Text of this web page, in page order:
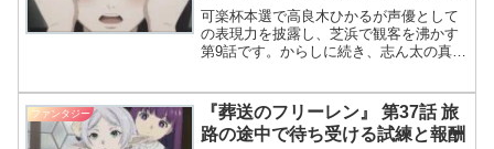
上げます
可楽杯本選で高良木ひかるが声優として
の表現力を披露し、芝浜で観客を沸かす
第9話です。からしに続き、志ん太の真打
浜で熱演するんだって。期待だわね！声
優としての表現力を披露したいって、志
ん太と同じ演目か…興味津々。
ファンタジー
『葬送のフリーレン』 第37話 旅
路の途中で待ち受ける試練と報酬